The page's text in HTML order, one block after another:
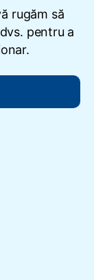
rugăm să
pentru a